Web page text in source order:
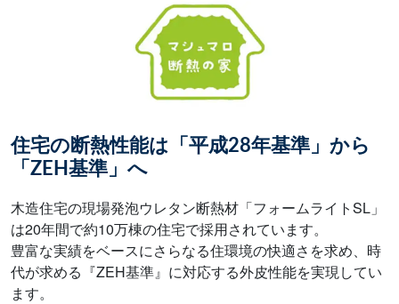
住宅の断熱性能は「平成28年基準」から
「ZEH基準」へ
木造住宅の現場発泡ウレタン断熱材「フォームライトSL」
は20年間で約10万棟の住宅で採用されています。
豊富な実績をベースにさらなる住環境の快適さを求め、時
代が求める『ZEH基準』に対応する外皮性能を実現してい
ます。